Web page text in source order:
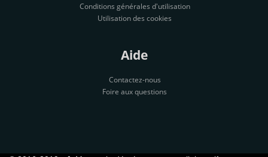
Conditions générales d'utilisation
Utilisation des cookies
Aide
Contactez-nous
Foire aux questions